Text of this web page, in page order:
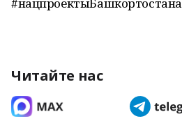
Читайте нас